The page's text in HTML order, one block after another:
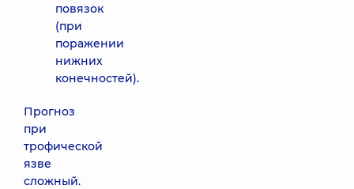
повязок
(при
поражении
нижних
конечностей).
Прогноз
при
трофической
язве
сложный.